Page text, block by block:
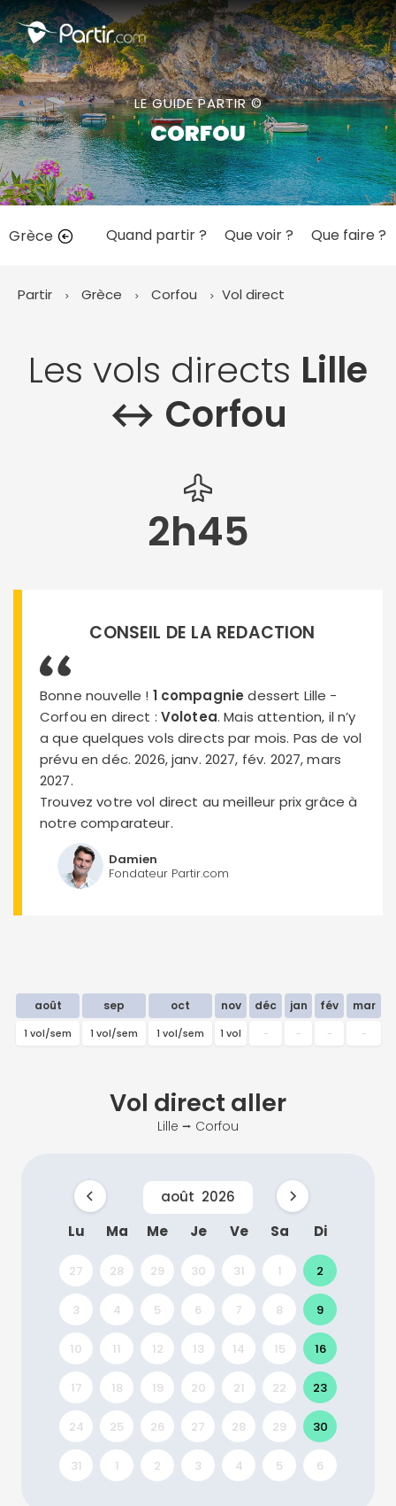
LE GUIDE PARTIR ©
CORFOU
Grèce Quand partir ? Que voir ? Que faire ?
Partir Grèce Corfou Vol direct
Les vols directs Lille
↔︎ Corfou
2h45
CONSEIL DE LA REDACTION
Bonne nouvelle ! 1 compagnie dessert Lille -
Corfou en direct : Volotea. Mais attention, il n’y
a que quelques vols directs par mois. Pas de vol
prévu en déc. 2026, janv. 2027, fév. 2027, mars
2027.
Trouvez votre vol direct au meilleur prix grâce à
notre comparateur.
Damien
Fondateur Partir.com
août sep oct nov déc jan fév mar
1 vol/sem 1 vol/sem 1 vol/sem 1 vol - - - -
Vol direct aller
Lille ⭢ Corfou
août 2026
Lu
Ma Me Je Ve Sa Di
27 28 29 30 31 1 2
3 4 5 6 7 8 9
10 11 12 13 14 15 16
17 18 19 20 21 22 23
24 25 26 27 28 29 30
31 1 2 3 4 5 6
Fermer
📍 Destinations populaires
☀️ Où partir par mois
Juillet
Août Septembre
Octobre